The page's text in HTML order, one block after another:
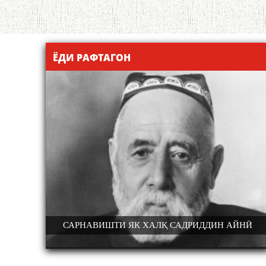
ЁДИ РАФТАГОН
САРНАВИШТИ ЯК ХАЛҚ САДРИДДИН АЙНӢ
ВА ҶАҲОН.
КОНФЕРЕНСИЯИ ИНСТИТУТИ ЗАБОН
АДАБИЁТИ БА НОМИ АБУАБДУЛЛОҲ
АМИТ БА МУНОСИБАТИ 32-